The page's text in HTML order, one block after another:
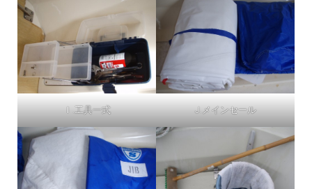
Ｉ.工具一式 J.メインセール